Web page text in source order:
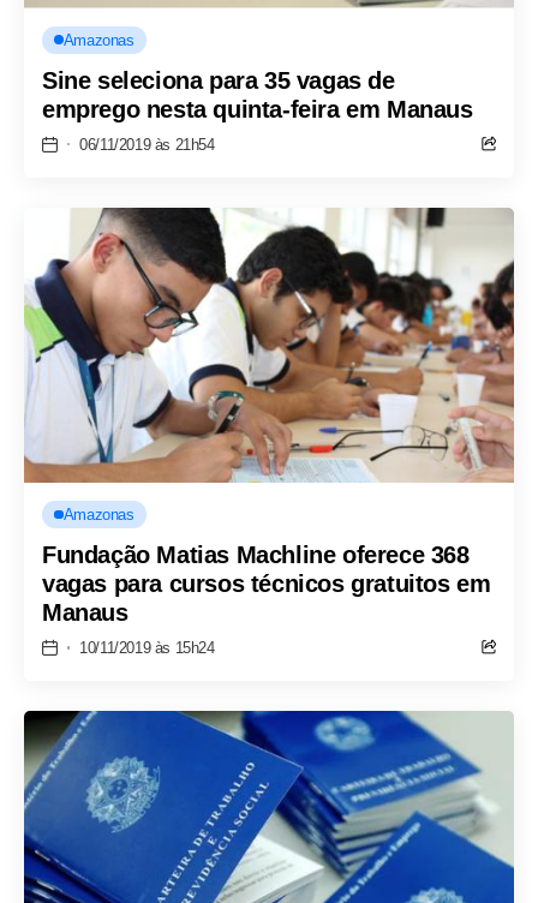
Amazonas
Sine seleciona para 35 vagas de
emprego nesta quinta-feira em Manaus
06/11/2019 às 21h54
Amazonas
Fundação Matias Machline oferece 368
vagas para cursos técnicos gratuitos em
Manaus
10/11/2019 às 15h24